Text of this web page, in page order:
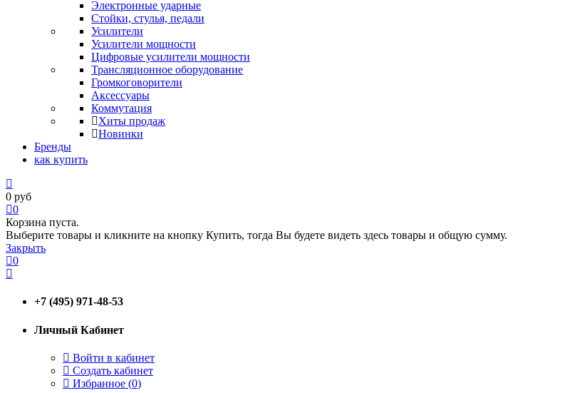
Электронные ударные
Стойки, стулья, педали
Усилители
Усилители мощности
Цифровые усилители мощности
Трансляционное оборудование
Громкоговорители
Аксессуары
Коммутация
Хиты продаж
Новинки
Бренды
как купить
0 руб
0
Корзина пуста.
Выберите товары и кликните на кнопку Купить, тогда Вы будете видеть здесь товары и общую сумму.
Закрыть
0
+7 (495) 971-48-53
Личный Кабинет
Войти в кабинет
Создать кабинет
Избранное (0)